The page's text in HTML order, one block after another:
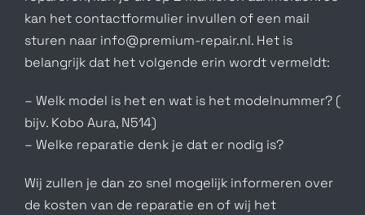
kan het contactformulier invullen of een mail
sturen naar info@premium-repair.nl. Het is
belangrijk dat het volgende erin wordt vermeldt:
– Welk model is het en wat is het modelnummer? (
bijv. Kobo Aura, N514)
– Welke reparatie denk je dat er nodig is?
Wij zullen je dan zo snel mogelijk informeren over
de kosten van de reparatie en of wij het